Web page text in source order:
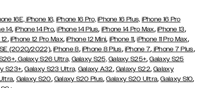
16E, iPhone 16, iPhone 16 Pro, iPhone 16 Plus, iPhone 16 Pro
14,iPhone 14 Pro,iPhone 14 Plus, iPhone 14 Pro Max, iPhone 13,
, iPhone 12 Pro Max,iPhone 12 Mini, iPhone 11,iPhone 11 Pro Max,
SE (2020/2022),iPhone 8, iPhone 8 Plus, iPhone 7, iPhone 7 Plus,
,Galaxy S26 Ultra, Galaxy S25, Galaxy S25+,Galaxy S25
S23+,Galaxy S23 Ultra, Galaxy A32, Galaxy S22,Galaxy
, Galaxy S20, Galaxy S20 Plus,Galaxy S20 Ultra,Galaxy S10,